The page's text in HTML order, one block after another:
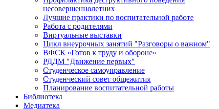
несовершеннолетних
Лучшие практики по воспитательной работе
Работа с родителями
Виртуальные выставки
Цикл внеурочных занятий "Разговоры о важном"
ВФСК «Готов к труду и обороне»
РДДМ "Движение первых"
Студенческое самоуправление
Студенческий совет общежития
Планирование воспитательной работы
Библиотека
Медиатека